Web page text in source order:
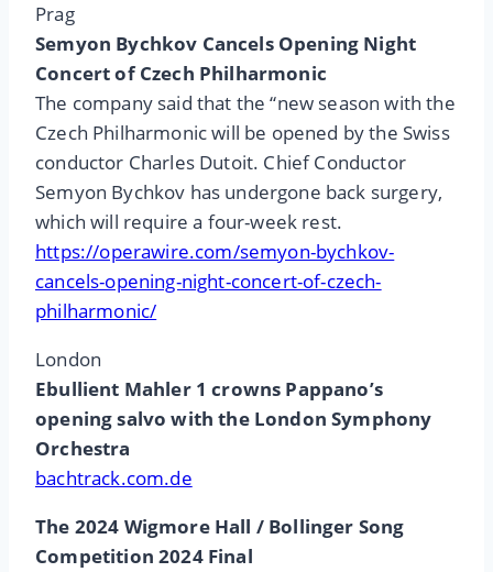
Prag
Semyon Bychkov Cancels Opening Night
Concert of Czech Philharmonic
The company said that the “new season with the
Czech Philharmonic will be opened by the Swiss
conductor Charles Dutoit. Chief Conductor
Semyon Bychkov has undergone back surgery,
which will require a four-week rest.
https://operawire.com/semyon-bychkov-
cancels-opening-night-concert-of-czech-
philharmonic/
London
Ebullient Mahler 1 crowns Pappano’s
opening salvo with the London Symphony
Orchestra
bachtrack.com.de
The 2024 Wigmore Hall / Bollinger Song
Competition 2024 Final